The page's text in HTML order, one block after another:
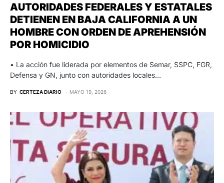
AUTORIDADES FEDERALES Y ESTATALES
DETIENEN EN BAJA CALIFORNIA A UN
HOMBRE CON ORDEN DE APREHENSIÓN
POR HOMICIDIO
• La acción fue liderada por elementos de Semar, SSPC, FGR,
Defensa y GN, junto con autoridades locales…
BY CERTEZA DIARIO MAYO 19, 2026